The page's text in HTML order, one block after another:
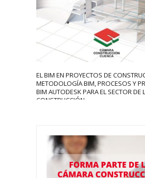
EL BIM EN PROYECTOS DE
METODOLOGÍA BIM, PROCESOS Y
BIM AUTODESK PARA EL SECTOR DE
CONSTRUCCIÓN.